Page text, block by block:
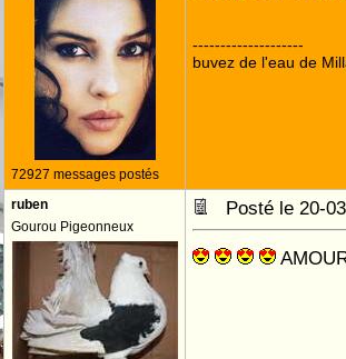
72927 messages postés
--------------------
buvez de l'eau de
ruben
Gourou Pigeonneux
Posté le 20-